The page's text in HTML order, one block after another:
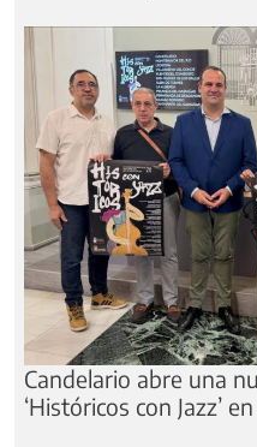
Candelario abre una
‘Históricos con Jazz’